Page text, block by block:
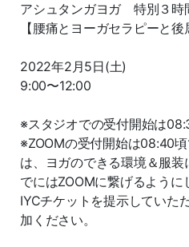
アシュタンガヨガ 特別３時
【腰痛とヨーガセラピーと後
2022年2月5日(土)
9:00〜12:00
※スタジオでの受付開始は
※ZOOMの受付開始は08:40
は、ヨガのできる環境＆服装
でにはZOOMに繋げるよう
IYCチケットを提示していた
加ください。